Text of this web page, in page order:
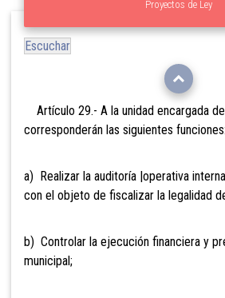
Proyectos de Ley
Escuchar
Artículo 29.- A la unidad encargada
corresponderán las siguientes funciones:
a) Realizar la auditoría |operativa
con el objeto de fiscalizar la legalidad
b) Controlar la ejecución financiera y
municipal;